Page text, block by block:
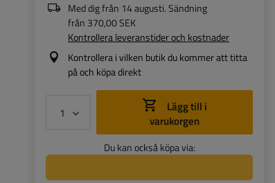
Med dig från 14 augusti. Sändning
från 370,00 SEK
Kontrollera leveranstider och kostnader
Kontrollera i vilken butik du kommer att titta
på och köpa direkt
varukorgen
Du kan också köpa via: